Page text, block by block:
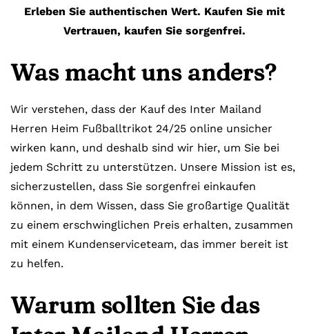
Erleben Sie authentischen Wert. Kaufen Sie mit
Vertrauen, kaufen Sie sorgenfrei.
Was macht uns anders?
Wir verstehen, dass der Kauf des Inter Mailand
Herren Heim Fußballtrikot 24/25 online unsicher
wirken kann, und deshalb sind wir hier, um Sie bei
jedem Schritt zu unterstützen. Unsere Mission ist es,
sicherzustellen, dass Sie sorgenfrei einkaufen
können, in dem Wissen, dass Sie großartige Qualität
zu einem erschwinglichen Preis erhalten, zusammen
mit einem Kundenserviceteam, das immer bereit ist
zu helfen.
Warum sollten Sie das